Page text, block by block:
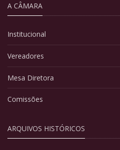
A CÂMARA
Institucional
Vereadores
Mesa Diretora
Comissões
ARQUIVOS HISTÓRICOS